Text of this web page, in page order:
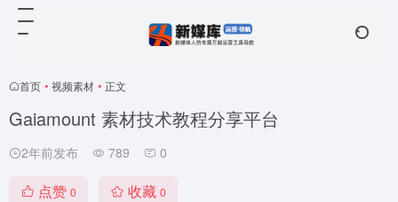
首页 • 视频素材 • 正文
Gaiamount 素材技术教程分享平台
2年前发布 789 0
点赞 0 收藏 0